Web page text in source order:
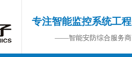
专注智能监控系统工程
——智能安防综合服务商